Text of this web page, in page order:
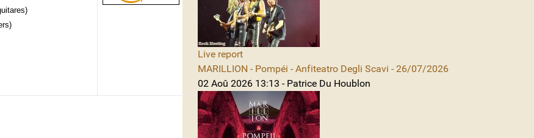
Live report
MARILLION - Pompéi - Anfiteatro Degli Scavi - 26/07/2026
02 Aoû 2026 13:13 - Patrice Du Houblon